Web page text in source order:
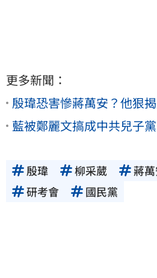
更多新聞：
殷瑋恐害慘蔣萬安？他狠
藍被鄭麗文搞成中共兒子
殷瑋 柳采葳 蔣
研考會
國民黨